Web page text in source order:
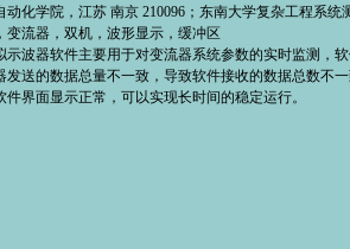
动化学院，江苏 南京 210096；东南大学复杂工程系
变流器，双机，波形显示，缓冲区
示波器软件主要用于对变流器系统参数的实时监测，
发送的数据总量不一致，导致软件接收的数据总数
界面显示正常，可以实现长时间的稳定运行。